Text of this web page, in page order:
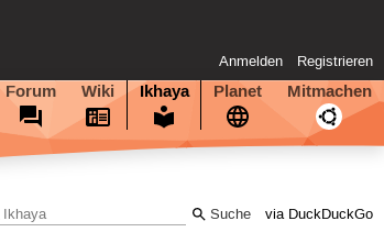
Anmelden Registrieren
Forum Wiki Ikhaya Planet Mitmachen
via DuckDuckGo